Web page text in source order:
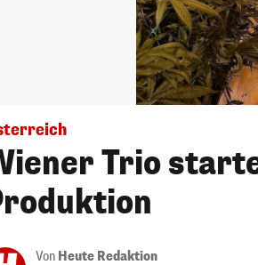
Trio
Von Heute Redaktion